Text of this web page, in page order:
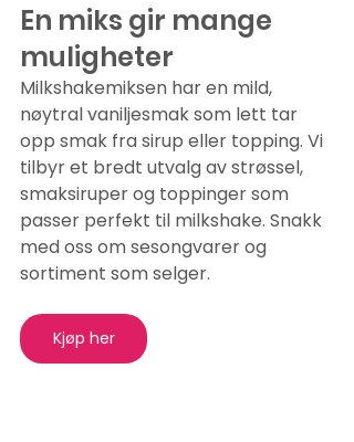
En miks gir mange
muligheter
Milkshakemiksen har en mild,
nøytral vaniljesmak som lett tar
opp smak fra sirup eller topping. Vi
tilbyr et bredt utvalg av strøssel,
smaksiruper og toppinger som
passer perfekt til milkshake. Snakk
med oss om sesongvarer og
sortiment som selger.
Kjøp her